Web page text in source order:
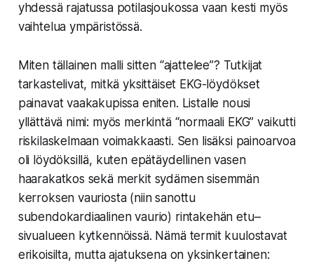
yhdessä rajatussa potilasjoukossa vaan kesti myös
vaihtelua ympäristössä.
Miten tällainen malli sitten “ajattelee”? Tutkijat
tarkastelivat, mitkä yksittäiset EKG-löydökset
painavat vaakakupissa eniten. Listalle nousi
yllättävä nimi: myös merkintä “normaali EKG” vaikutti
riskilaskelmaan voimakkaasti. Sen lisäksi painoarvoa
oli löydöksillä, kuten epätäydellinen vasen
haarakatkos sekä merkit sydämen sisemmän
kerroksen vauriosta (niin sanottu
subendokardiaalinen vaurio) rintakehän etu–
sivualueen kytkennöissä. Nämä termit kuulostavat
erikoisilta, mutta ajatuksena on yksinkertainen: